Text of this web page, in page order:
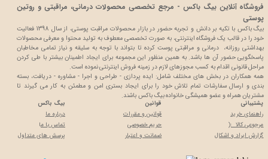
پشتیبانی
راهنمای خرید
مرجوعی کالا :(
گزارش ایراد و اشکال
قوانین
قوانین و مقررات
حریم خصوصی
ضمانت و اعتبار
بیگ باکس
درباره ما
تماس با ما
پرسش های متداول
فروشگاه آنلاین بیگ باکس - مرجع تخصصی محصولات درمانی، مراقبتی و روتین
پوستی
بیگ باکس با تکیه بر دانش و تجربه حضور در بازار محصولات مراقبت پوستی، از سال 1398 فعالیت
خود را در قالب یک فروشگاه اینترنتی، به صورت تخصصی معطوف به تولید محتوا و معرفی محصولات
بهداشتی روزانه، درمانی و مراقبتی پوست کرده تا بتواند با توجه به سلیقه و نیاز تمامی مخاطبان
پاسخگویی حضور آن ها باشد. به همین منظور این مجموعه برای ایجاد اطمینان بیشتر با طی کردن
مراحل قانونی اقدام به کسب مجوزهای لازم در زمینه فروش اینترنتی نموده است.
همه همکاران در بخش های مختلف شامل: ایده پردازی - طراحی و اجرا - مشاوره - دریافت، بسته
بندی و ارسال سفارشات تمام تلاش خود را برای ایجاد بستری امن و مطمئن به کار می گیرند تا
مشتریان همراه و عضو همیشگی خانواده بیگ باکس باشند.